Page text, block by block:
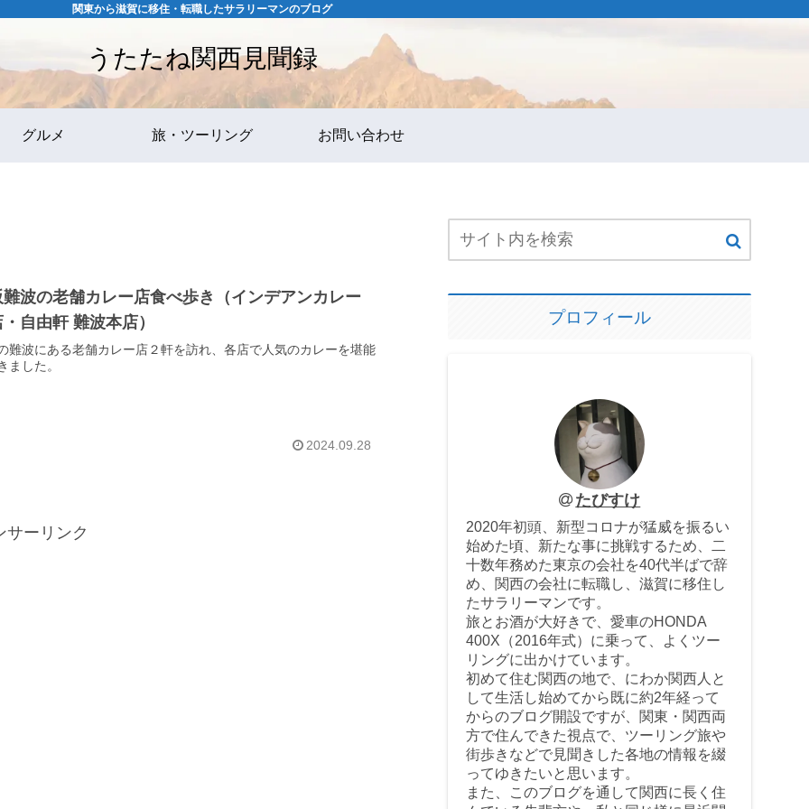
関東から滋賀に移住・転職したサラリーマンのブログ
うたたね関西見聞録
グルメ 旅・ツーリング お問い合わせ
波の老舗カレー店食べ歩き（インデアンカレー
自由軒 難波本店）
難波にある老舗カレー店２軒を訪れ、各店で人気のカレーを堪能
ました。
2024.09.28
サーリンク
プロフィール
たびすけ
2020年初頭、新型コロナが猛威を振るい
始めた頃、新たな事に挑戦するため、二
十数年務めた東京の会社を40代半ばで辞
め、関西の会社に転職し、滋賀に移住し
たサラリーマンです。
旅とお酒が大好きで、愛車のHONDA
400X（2016年式）に乗って、よくツー
リングに出かけています。
初めて住む関西の地で、にわか関西人と
して生活し始めてから既に約2年経って
からのブログ開設ですが、関東・関西両
方で住んできた視点で、ツーリング旅や
街歩きなどで見聞きした各地の情報を綴
ってゆきたいと思います。
また、このブログを通して関西に長く住